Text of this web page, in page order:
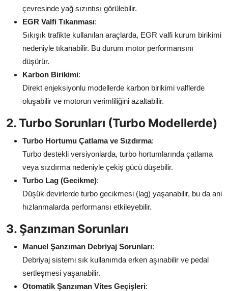
Multimedya & Elektronik
çevresinde yağ sızıntısı görülebilir.
EGR Valfi Tıkanması:
Sıkışık trafikte kullanılan araçlarda, EGR valfi kurum birikimi
nedeniyle tıkanabilir. Bu durum motor performansını
düşürür.
Karbon Birikimi:
Direkt enjeksiyonlu modellerde karbon birikimi valflerde
oluşabilir ve motorun verimliliğini azaltabilir.
2. Turbo Sorunları (Turbo Modellerde)
Turbo Hortumu Çatlama ve Sızdırma:
Turbo destekli versiyonlarda, turbo hortumlarında çatlama
veya sızdırma nedeniyle çekiş gücü düşebilir.
Turbo Lag (Gecikme):
Düşük devirlerde turbo gecikmesi (lag) yaşanabilir, bu da ani
hızlanmalarda performansı etkileyebilir.
3. Şanzıman Sorunları
Manuel Şanzıman Debriyaj Sorunları:
Debriyaj sistemi sık kullanımda erken aşınabilir ve pedal
sertleşmesi yaşanabilir.
Otomatik Şanzıman Vites Geçişleri: